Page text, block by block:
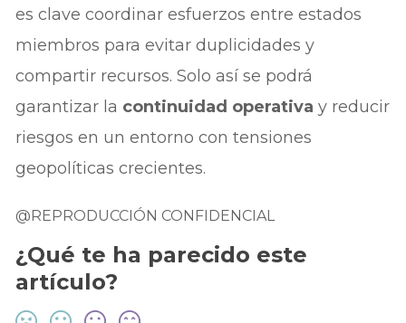
es clave coordinar esfuerzos entre estados
miembros para evitar duplicidades y
compartir recursos. Solo así se podrá
garantizar la continuidad operativa y reducir
riesgos en un entorno con tensiones
geopolíticas crecientes.
@REPRODUCCIÓN CONFIDENCIAL
¿Qué te ha parecido este
artículo?